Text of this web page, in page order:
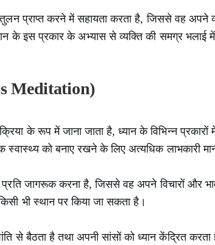
प्राप्त करने में सहायता करता है, जिससे वह
इस प्रकार के अभ्यास से व्यक्ति की समग्र भलाई में
Meditation)
के रूप में जाना जाता है, ध्यान के विभिन्न प्रकारों
को बनाए रखने के लिए अत्यधिक लाभकारी
प्रति जागरूक करना है, जिससे वह अपने विचारों और
भी स्थान पर किया जा सकता है।
से बैठता है तथा अपनी सांसों को ध्यान केंद्रित